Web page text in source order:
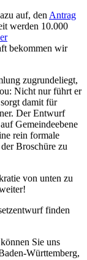
auf, den Antrag
werden 10.000
bekommen wir
zugrundeliegt,
Nicht nur führt er
damit für
Der Entwurf
Gemeindeebene
rein formale
Broschüre zu
von unten zu
finden
Sie uns
Württemberg,